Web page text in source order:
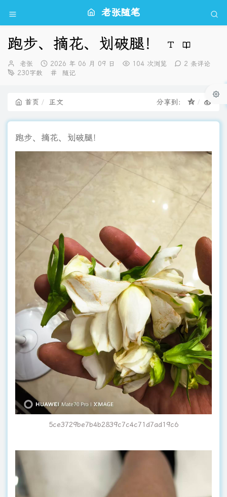
老张随笔
跑步、摘花、划破腿！
博
主：
老张
发
布
2026 年 06 月 09 日 104 次浏览
2 条评论
230字数
分
随记
首页 正文 分享到：
跑步、摘花、划破腿！
5ce3729be7b4b2839c7c4c71d7ad19c6